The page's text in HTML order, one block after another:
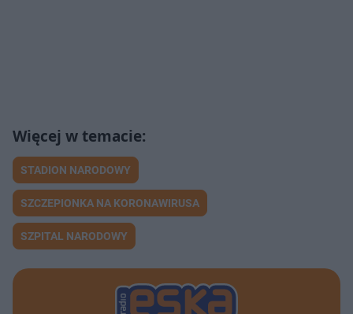
STADION NARODOWY
SZCZEPIONKA NA KORONAWIRUSA
SZPITAL NARODOWY